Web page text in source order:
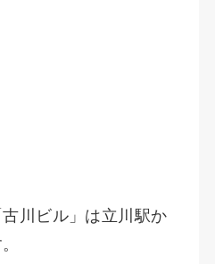
川ビル」は立川駅か